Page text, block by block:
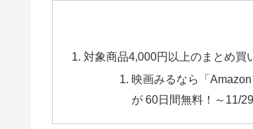
対象商品4,000円以上のまとめ買
映画みるなら「
が 60日間無料！～11/29